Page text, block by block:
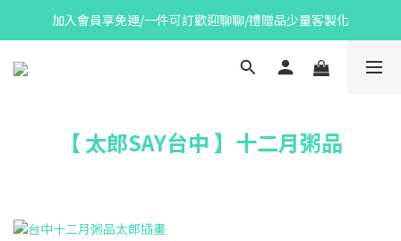
加入會員享免運/一件可訂歡迎聊聊/禮贈品少量客製化
【 太郎SAY台中 】十二月粥品